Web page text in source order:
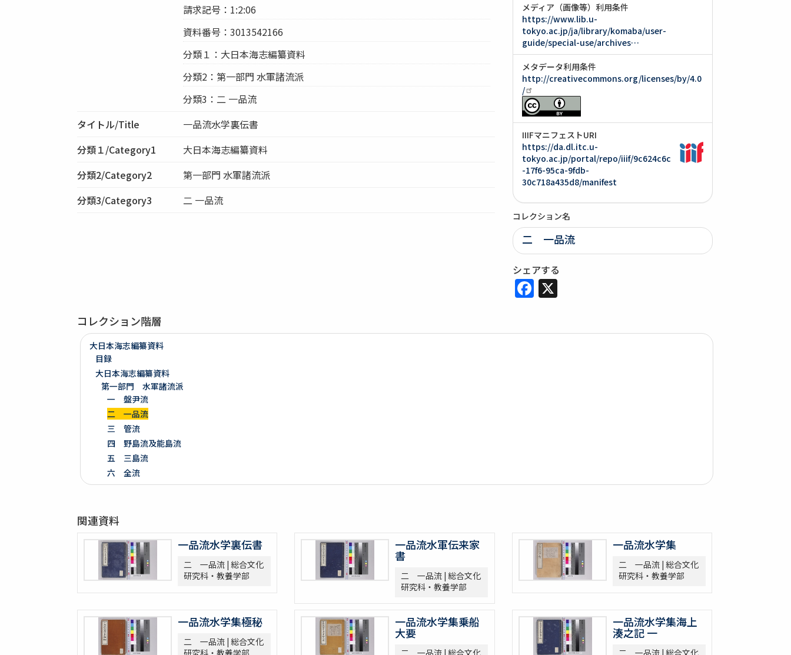
請求記号：1:2:06
資料番号：3013542166
分類１：大日本海志編纂資料
分類2：第一部門 水軍諸流派
分類3：二 一品流
タイトル/Title
一品流水学裏伝書
分類１/Category1
大日本海志編纂資料
分類2/Category2
第一部門 水軍諸流派
分類3/Category3
二 一品流
メディア（画像等）利用条件
https://www.lib.u-
tokyo.ac.jp/ja/library/komaba/user-
guide/special-use/archives…
メタデータ利用条件
http://creativecommons.org/licenses/by/4.0
/
IIIFマニフェストURI
https://da.dl.itc.u-
tokyo.ac.jp/portal/repo/iiif/9c624c6c
-17f6-95ca-9fdb-
30c718a435d8/manifest
コレクション名
二 一品流
シェアする
Facebook
X
コレクション階層
大日本海志編纂資料
目録
大日本海志編纂資料
第一部門 水軍諸流派
一 盤尹流
二 一品流
三 管流
四 野島流及能島流
五 三島流
六 全流
七 諸流
第三部門 艦船
一 木割
二 造船
三 洋式船
第四部門 外交・海防
一 外交
三 漂流
第五部門 史書雑纂
一 軍記
関連資料
一品流水学裏伝書
二 一品流 | 総合文化
研究科・教養学部
一品流水軍伝来家
書
二 一品流 | 総合文化
研究科・教養学部
一品流水学集
二 一品流 | 総合文化
研究科・教養学部
一品流水学集極秘
二 一品流 | 総合文化
一品流水学集乗船
大要
一品流水学集海上
湊之記 一